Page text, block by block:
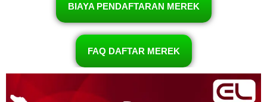
BIAYA PENDAFTARAN MEREK
FAQ DAFTAR MEREK